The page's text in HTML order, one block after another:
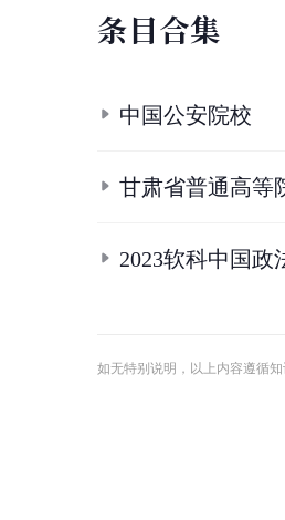
条目合集
中国公安院校
甘肃省普通高等
2023软科中国政
如无特别说明，以上内容遵循